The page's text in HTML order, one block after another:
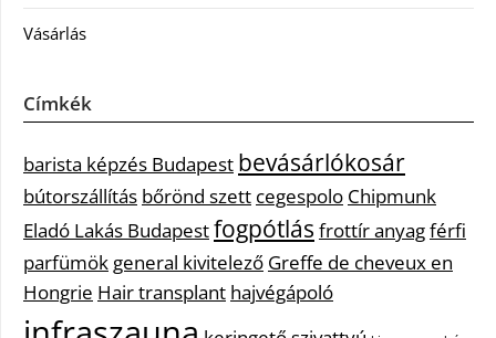
Vásárlás
Címkék
barista képzés Budapest bevásárlókosár
bútorszállítás bőrönd szett cegespolo Chipmunk
Eladó Lakás Budapestfogpótlás frottír anyagférfi
parfümök general kivitelező Greffe de cheveux en
Hongrie Hair transplant hajvégápoló